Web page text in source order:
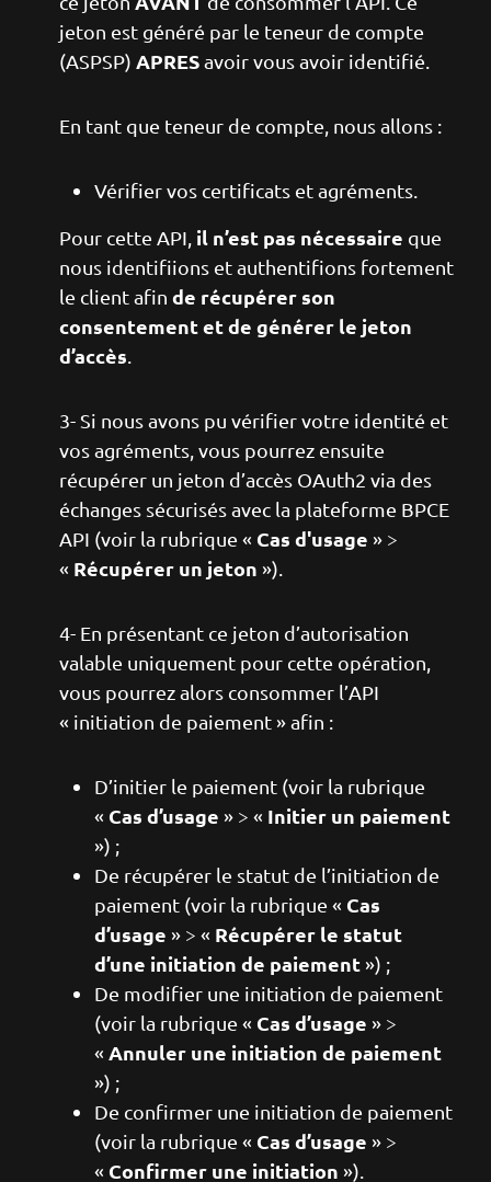
jeton est généré par le teneur de compte
(ASPSP) APRESavoir vous avoir identifié.
En tant que teneur de compte, nous allons :
Vérifier vos certificats et agréments.
Pour cette API, il n’est pas nécessaire que
nous identifiions et authentifions fortement
le client afin de récupérer son
consentement et de générer le jeton
d’accès
3- Si nous avons pu vérifier votre identité et
vos agréments, vous pourrez ensuite
récupérer un jeton d’accès OAuth2 via des
échanges sécurisés avec la plateforme BPCE
API (voir la rubrique « Cas d'usage » >
« Récupérer un jeton »).
4- En présentant ce jeton d’autorisation
valable uniquement pour cette opération,
vous pourrez alors consommer l’API
« initiation de paiement » afin :
D’initier le paiement (voir la rubrique
« Cas d’usage » > « Initier un paiement
») ;
De récupérer le statut de l’initiation de
paiement (voir la rubrique « Cas
d’usage » > « Récupérer le statut
d’une initiation de paiement ») ;
De modifier une initiation de paiement
(voir la rubrique « Cas d’usage » >
« Annuler une initiation de paiement
») ;
De confirmer une initiation de paiement
(voir la rubrique « Cas d’usage » >
« Confirmer une initiation »).